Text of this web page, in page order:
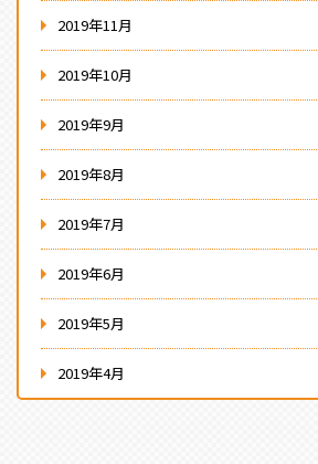
2019年11月
2019年10月
2019年9月
2019年8月
2019年7月
2019年6月
2019年5月
2019年4月